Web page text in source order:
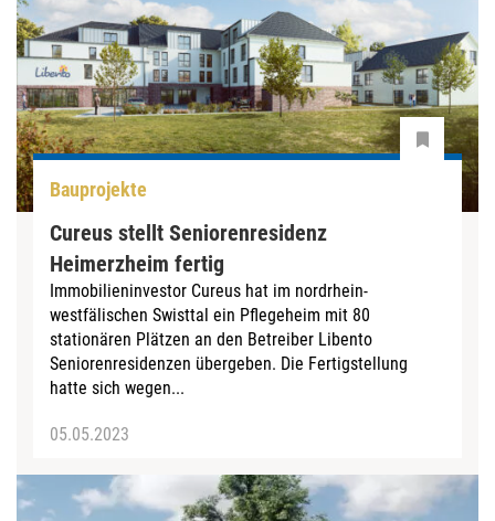
Bauprojekte
Cureus stellt Seniorenresidenz
Heimerzheim fertig
Immobilieninvestor Cureus hat im nordrhein-
westfälischen Swisttal ein Pflegeheim mit 80
stationären Plätzen an den Betreiber Libento
Seniorenresidenzen übergeben. Die Fertigstellung
hatte sich wegen...
05.05.2023